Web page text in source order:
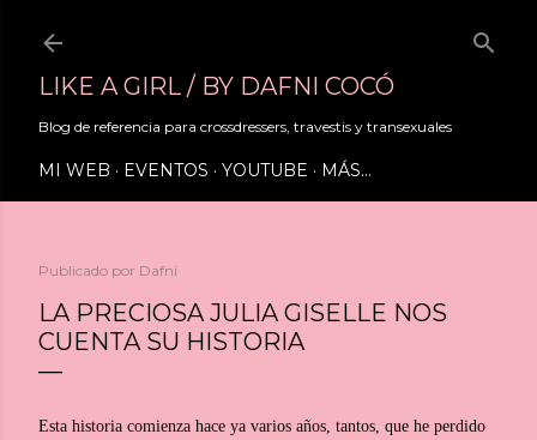
LIKE A GIRL / BY DAFNI COCÓ
Blog de referencia para crossdressers, travestis y transexuales
MI WEB EVENTOS YOUTUBE MÁS…
Publicado por Dafni
LA PRECIOSA JULIA GISELLE NOS
CUENTA SU HISTORIA
Esta historia comienza hace ya varios años, tantos, que he perdido